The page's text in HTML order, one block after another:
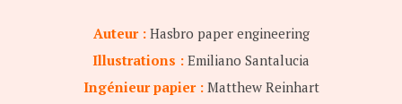
Auteur :Hasbro paper engineering
Illustrations : Emiliano Santalucia
Ingénieur papier : Matthew Reinhart